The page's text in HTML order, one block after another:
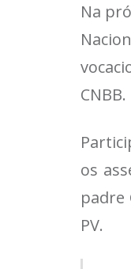
Na
CNBB.
os
padre
PV.